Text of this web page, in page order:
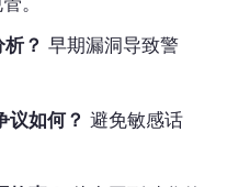
？ 早期漏洞导致警
议如何？ 避免敏感话